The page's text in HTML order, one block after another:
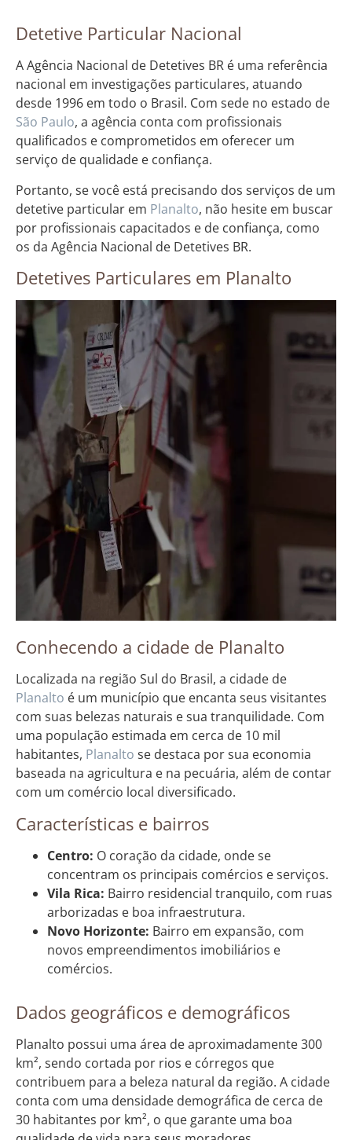
Detetive Particular Nacional
A Agência Nacional de Detetives BR é uma referência
nacional em investigações particulares, atuando
desde 1996 em todo o Brasil. Com sede no estado de
São Paulo, a agência conta com profissionais
qualificados e comprometidos em oferecer um
serviço de qualidade e confiança.
Portanto, se você está precisando dos serviços de um
detetive particular em Planalto, não hesite em buscar
por profissionais capacitados e de confiança, como
os da Agência Nacional de Detetives BR.
Detetives Particulares em Planalto
Conhecendo a cidade de Planalto
Localizada na região Sul do Brasil, a cidade de
Planalto é um município que encanta seus visitantes
com suas belezas naturais e sua tranquilidade. Com
uma população estimada em cerca de 10 mil
habitantes, Planalto se destaca por sua economia
baseada na agricultura e na pecuária, além de contar
com um comércio local diversificado.
Características e bairros
Centro: O coração da cidade, onde se
concentram os principais comércios e serviços.
Vila Rica: Bairro residencial tranquilo, com ruas
arborizadas e boa infraestrutura.
Novo Horizonte: Bairro em expansão, com
novos empreendimentos imobiliários e
comércios.
Dados geográficos e demográficos
Planalto possui uma área de aproximadamente 300
km², sendo cortada por rios e córregos que
contribuem para a beleza natural da região. A cidade
conta com uma densidade demográfica de cerca de
30 habitantes por km², o que garante uma boa